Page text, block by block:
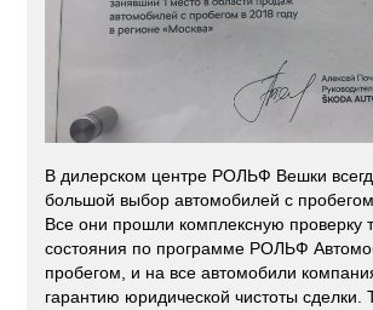
В дилерском центре РОЛЬФ Вешки
большой выбор автомобилей с
Все они прошли комплексную проверку
состояния по программе РОЛЬФ
пробегом, и на все автомобили
гарантию юридической чистоты сделки.